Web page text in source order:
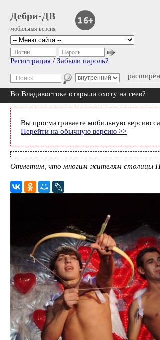
Дебри-ДВ
мобильная версия
Логин Пароль
Регистрация / Забыли пароль?
Во Владивостоке открыли охоту на геев?
Вы просматриваете мобильную версию
Перейти на обычную версию >>
Отметим, что многим жителям столицы